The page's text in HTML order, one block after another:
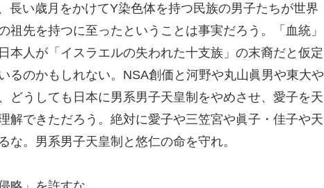
長い歳月をかけてY染色体を持つ民族の男子たちが世界
先を持つに至ったということは事実だろう。「血統」
本人が「イスラエルの失われた十支族」の末裔だと仮定
るのかもしれない。NSA創価と河野や丸山眞男や東大や
どうしても日本に男系男子天皇制をやめさせ、愛子を天
解できただろう。絶対に愛子や三笠宮や眞子・佳子や天
。男系男子天皇制と悠仁の命を守れ。